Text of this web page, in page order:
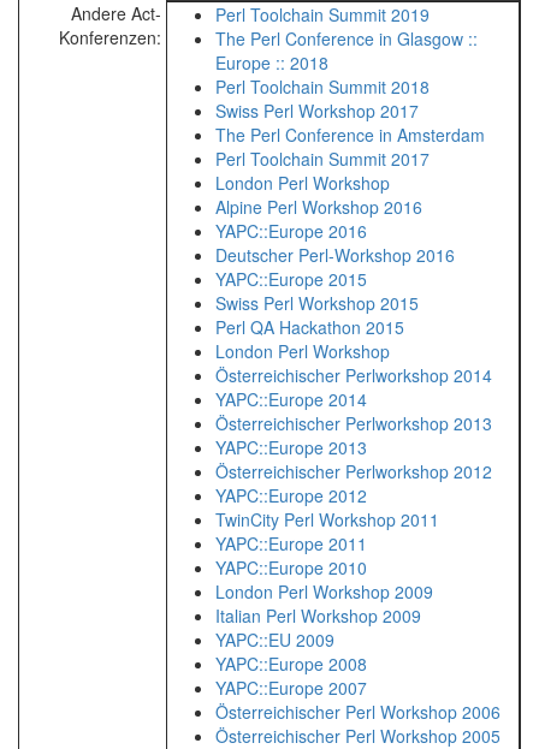
Andere Act-
Konferenzen:
Perl Toolchain Summit 2019
The Perl Conference in Glasgow ::
Europe :: 2018
Perl Toolchain Summit 2018
Swiss Perl Workshop 2017
The Perl Conference in Amsterdam
Perl Toolchain Summit 2017
London Perl Workshop
Alpine Perl Workshop 2016
YAPC::Europe 2016
Deutscher Perl-Workshop 2016
YAPC::Europe 2015
Swiss Perl Workshop 2015
Perl QA Hackathon 2015
London Perl Workshop
Österreichischer Perlworkshop 2014
YAPC::Europe 2014
Österreichischer Perlworkshop 2013
YAPC::Europe 2013
Österreichischer Perlworkshop 2012
YAPC::Europe 2012
TwinCity Perl Workshop 2011
YAPC::Europe 2011
YAPC::Europe 2010
London Perl Workshop 2009
Italian Perl Workshop 2009
YAPC::EU 2009
YAPC::Europe 2008
YAPC::Europe 2007
Österreichischer Perl Workshop 2006
Österreichischer Perl Workshop 2005